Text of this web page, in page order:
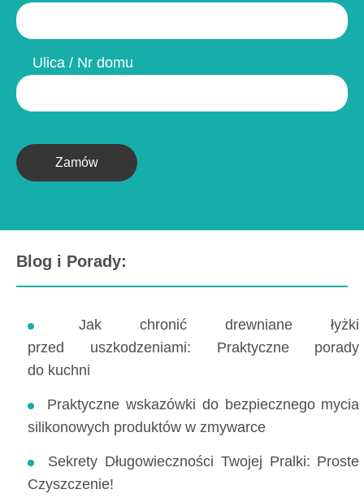
Ulica / Nr domu
Zamów
Blog i Porady:
Jak chronić drewniane łyżki
przed uszkodzeniami: Praktyczne porady
do kuchni
Praktyczne wskazówki do bezpiecznego mycia
silikonowych produktów w zmywarce
Sekrety Długowieczności Twojej Pralki: Proste
Czyszczenie!